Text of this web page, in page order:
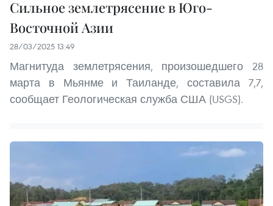
Сильное землетрясение в Юго-
Восточной Азии
28/03/2025 13:49
Магнитуда землетрясения, произошедшего 28
марта в Мьянме и Таиланде, составила 7,7,
сообщает Геологическая служба США (USGS).